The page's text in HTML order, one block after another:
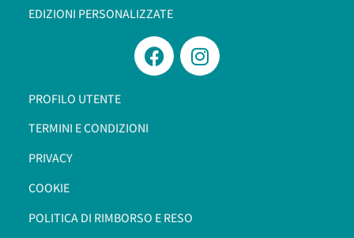
EDIZIONI PERSONALIZZATE
PROFILO UTENTE
TERMINI E CONDIZIONI
PRIVACY
COOKIE
POLITICA DI RIMBORSO E RESO